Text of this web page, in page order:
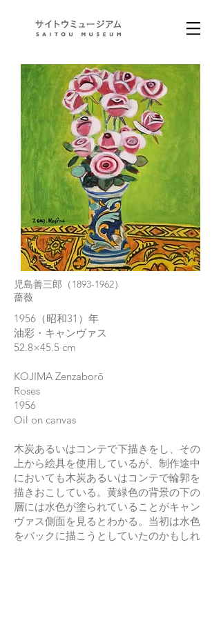
児島善三郎（1893-1962）
薔薇
1956（昭和31）年
油彩・キャンヴァス
52.8×45.5 cm
KOJIMA Zenzaborō
Roses
1956
Oil on canvas
木炭あるいはコンテで下描きをし、その
上から絵具を使用しているが、制作途中
においても木炭あるいはコンテで輪郭を
描きおこしている。黄緑色の背景の下の
層には水色が塗られていることがキャン
ヴァス側面を見るとわかる。当初は水色
をバックに描こうとしていたのかもしれ